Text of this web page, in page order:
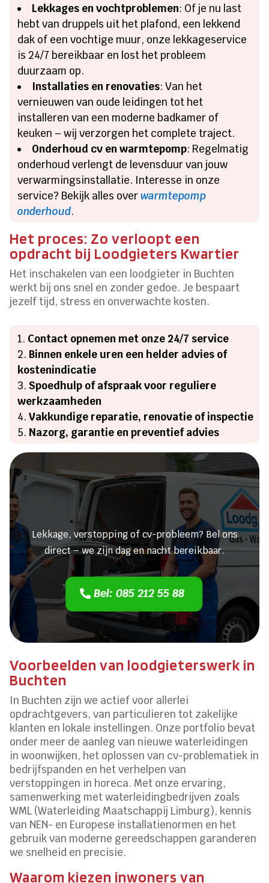
Lekkages en vochtproblemen: Of je nu last
hebt van druppels uit het plafond, een lekkend
dak of een vochtige muur, onze lekkageservice
is 24/7 bereikbaar en lost het probleem
duurzaam op.
Installaties en renovaties: Van het
vernieuwen van oude leidingen tot het
installeren van een moderne badkamer of
keuken – wij verzorgen het complete traject.
Onderhoud cv en warmtepomp: Regelmatig
onderhoud verlengt de levensduur van jouw
verwarmingsinstallatie. Interesse in onze
service? Bekijk alles overwarmtepomp
onderhoud.
Het proces: Zo verloopt een
opdracht bij Loodgieters Kwartier
Het inschakelen van een loodgieter in Buchten
werkt bij ons snel en zonder gedoe. Je bespaart
jezelf tijd, stress en onverwachte kosten.
Contact opnemen met onze 24/7 service
Binnen enkele uren een helder advies of
kostenindicatie
Spoedhulp of afspraak voor reguliere
werkzaamheden
Vakkundige reparatie, renovatie of inspectie
Nazorg, garantie en preventief advies
Heeft u een lekkage of een
verstopping?
Lekkage, verstopping of cv-probleem? Bel ons
direct – we zijn dag en nacht bereikbaar.
Bel: 085 212 55 88
Voorbeelden van loodgieterswerk in
Buchten
In Buchten zijn we actief voor allerlei
opdrachtgevers, van particulieren tot zakelijke
klanten en lokale instellingen. Onze portfolio bevat
onder meer de aanleg van nieuwe waterleidingen
in woonwijken, het oplossen van cv-problematiek in
bedrijfspanden en het verhelpen van
verstoppingen in horeca. Met onze ervaring,
samenwerking met waterleidingbedrijven zoals
WML (Waterleiding Maatschappij Limburg), kennis
van NEN- en Europese installatienormen en het
gebruik van moderne gereedschappen garanderen
we snelheid en precisie.
Waarom kiezen inwoners van